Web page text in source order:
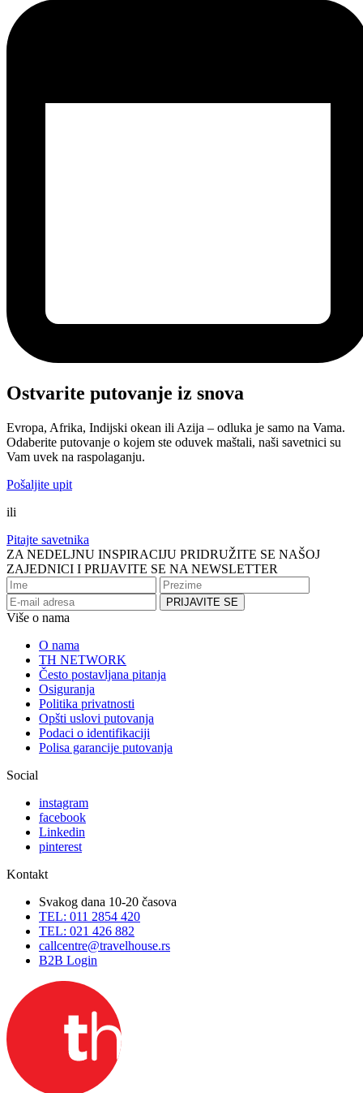
Ostvarite putovanje iz snova
Evropa, Afrika, Indijski okean ili Azija – odluka je samo na Vama.
Odaberite putovanje o kojem ste oduvek maštali, naši savetnici su
Vam uvek na raspolaganju.
Pošaljite upit
ili
Pitajte savetnika
ZA NEDELJNU INSPIRACIJU PRIDRUŽITE SE NAŠOJ
ZAJEDNICI I PRIJAVITE SE NA NEWSLETTER
Više o nama
O nama
TH NETWORK
Često postavljana pitanja
Osiguranja
Politika privatnosti
Opšti uslovi putovanja
Podaci o identifikaciji
Polisa garancije putovanja
Social
instagram
facebook
Linkedin
pinterest
Kontakt
Svakog dana 10-20 časova
TEL: 011 2854 420
TEL: 021 426 882
callcentre@travelhouse.rs
B2B Login